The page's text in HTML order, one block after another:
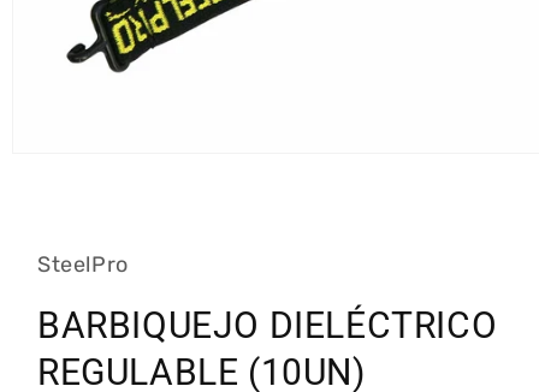
ventana
SteelPro
BARBIQUEJO DIELÉCTRICO
REGULABLE (10UN)